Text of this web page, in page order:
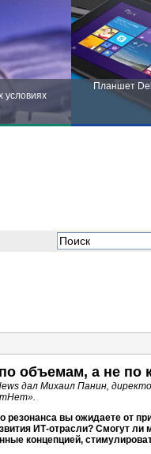
условиях
Планшет
объемам, а не по
дал Михаил Панин,
резонанса вы ожидаете от
ИТ-отрасли? Смогут ли
концепцией,